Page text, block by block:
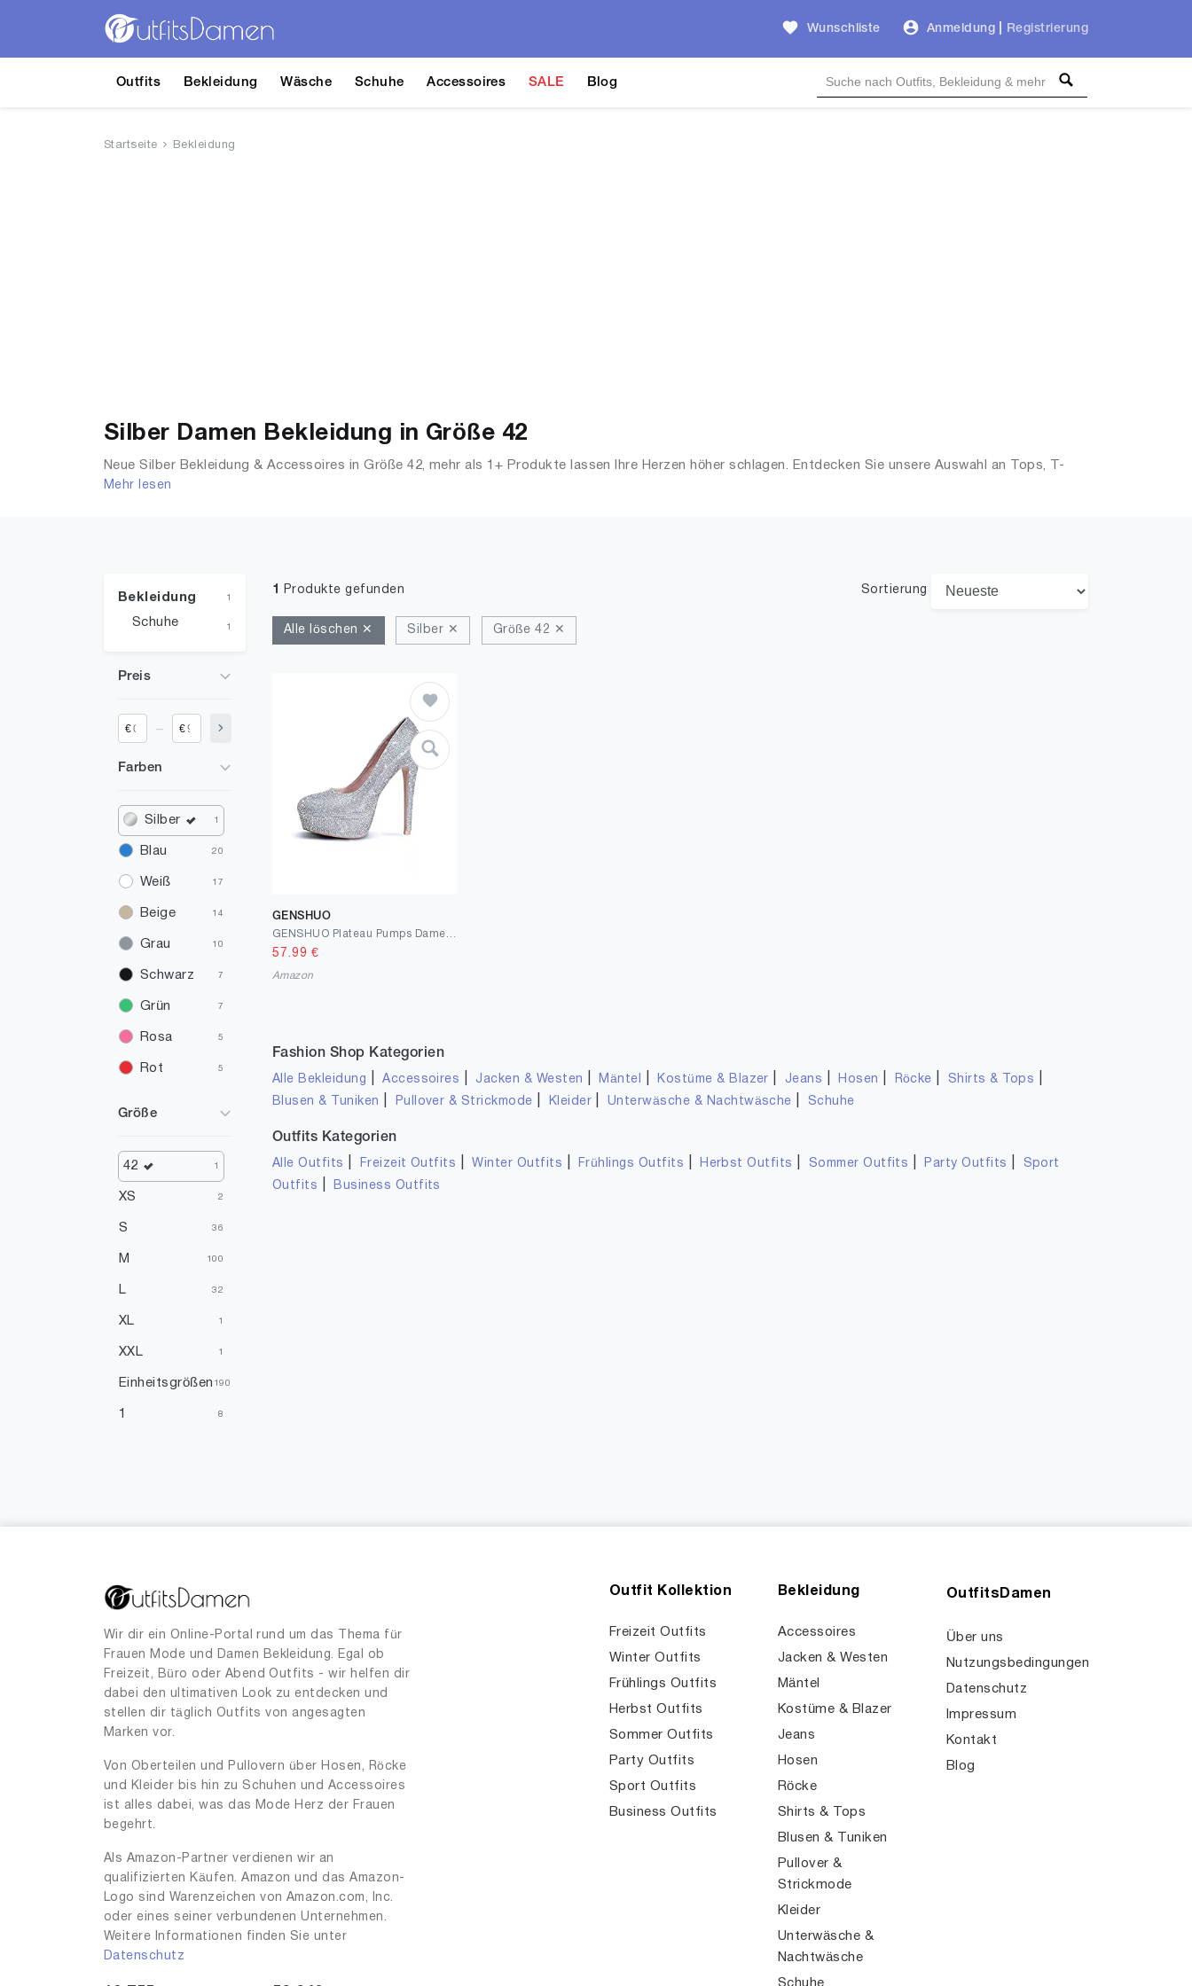
Wunschliste Anmeldung Registrierung
Outfits Bekleidung Wäsche Schuhe Accessoires SALE Blog
Startseite Bekleidung
Silber Damen Bekleidung in Größe 42
Neue Silber Bekleidung & Accessoires in Größe 42, mehr als 1+ Produkte lassen Ihre Herzen höher schlagen. Entdecken Sie unsere Auswahl an Tops, T-
Shirts, Accessoires, Unterwäsche & Dessous, Streetwear, Jacken, Mäntel & Westen und mehr.
Mehr lesen
Bekleidung 1
Schuhe 1
Preis
€ €
Farben
Silber 1
Blau 20
Weiß 17
Beige 14
Grau 10
Schwarz 7
Grün 7
Rosa 5
Rot 5
Gelb
1
1
1
Größe
42 1
XS 2
S 36
M 100
L 32
XL 1
XXL 1
Einheitsgrößen 190
1 8
15 1
16 1
17.5 1
18
20
23 2
24
26 3
1 Produkte gefunden Sortierung
Alle löschen ✕ Silber ✕ Größe 42 ✕
GENSHUO
57.99 €
Amazon
Fashion Shop Kategorien
Alle Bekleidung |Accessoires Jacken & Westen Mäntel Kostüme & Blazer Jeans Hosen Röcke Shirts & Tops
Blusen & Tuniken Pullover & Strickmode Kleider Unterwäsche & Nachtwäsche Schuhe
Outfits Kategorien
Alle Outfits Freizeit Outfits |Winter Outfits Frühlings Outfits Herbst Outfits Sommer Outfits Party Outfits
Sport
Outfits
Business Outfits
Wir dir ein Online-Portal rund um das Thema für
Frauen Mode und Damen Bekleidung. Egal ob
Freizeit, Büro oder Abend Outfits - wir helfen dir
dabei den ultimativen Look zu entdecken und
stellen dir täglich Outfits von angesagten
Marken vor.
Von Oberteilen und Pullovern über Hosen, Röcke
und Kleider bis hin zu Schuhen und Accessoires
ist alles dabei, was das Mode Herz der Frauen
begehrt.
Als Amazon-Partner verdienen wir an
qualifizierten Käufen. Amazon und das Amazon-
Logo sind Warenzeichen von Amazon.com, Inc.
oder eines seiner verbundenen Unternehmen.
Weitere Informationen finden Sie unter
Datenschutz
Outfit Kollektion
Freizeit Outfits
Winter Outfits
Frühlings Outfits
Herbst Outfits
Sommer Outfits
Party Outfits
Sport Outfits
Business Outfits
Bekleidung
Accessoires
Jacken & Westen
Mäntel
Kostüme & Blazer
Jeans
Hosen
Röcke
Shirts & Tops
Blusen & Tuniken
Pullover &
Strickmode
Kleider
Unterwäsche &
Nachtwäsche
Schuhe
OutfitsDamen
Über uns
Nutzungsbedingungen
Datenschutz
Impressum
Kontakt
Blog